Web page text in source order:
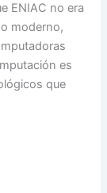
ENIAC no era
moderno,
es
que